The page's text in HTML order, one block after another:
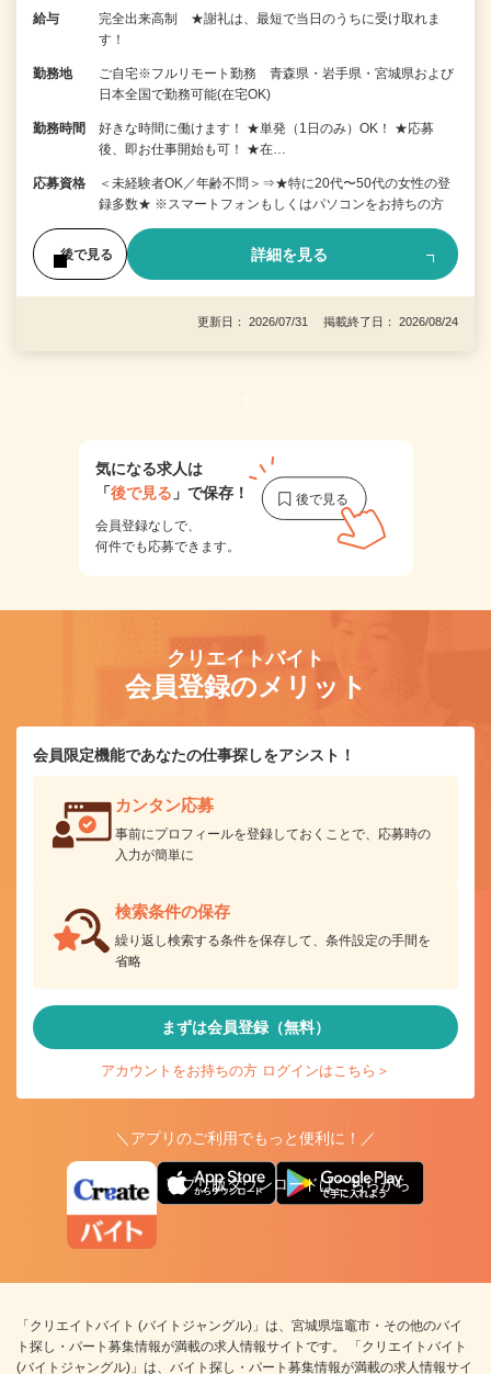
給与
完全出来高制 ★謝礼は、最短で当日のうちに受け取れま
す！
勤務地
ご自宅※フルリモート勤務 青森県・岩手県・宮城県および
日本全国で勤務可能(在宅OK)
勤務時間
好きな時間に働けます！ ★単発（1日のみ）OK！ ★応募
後、即お仕事開始も可！ ★在…
応募資格
＜未経験者OK／年齢不問＞⇒★特に20代〜50代の女性の登
録多数★ ※スマートフォンもしくはパソコンをお持ちの方
後で見る 詳細を見る
更新日： 2026/07/31 掲載終了日： 2026/08/24
1
気になる求人は
「後で見る 」で保存！
会員登録なしで、
何件でも応募できます。
クリエイトバイト
会員登録のメリット
会員限定機能であなたの仕事探しをアシスト！
カンタン応募
事前にプロフィールを登録しておくことで、応募時の
入力が簡単に
検索条件の保存
繰り返し検索する条件を保存して、条件設定の手間を
省略
まずは会員登録（無料）
アカウントをお持ちの方 ログインはこちら＞
＼アプリのご利用でもっと便利に！／
アプリ版ダウンロードはこちらから
「クリエイトバイト (バイトジャングル)」は、宮城県塩竈市・その他のバイ
ト探し・パート募集情報が満載の求人情報サイトです。 「クリエイトバイト
(バイトジャングル)」は、バイト探し・パート募集情報が満載の求人情報サイ